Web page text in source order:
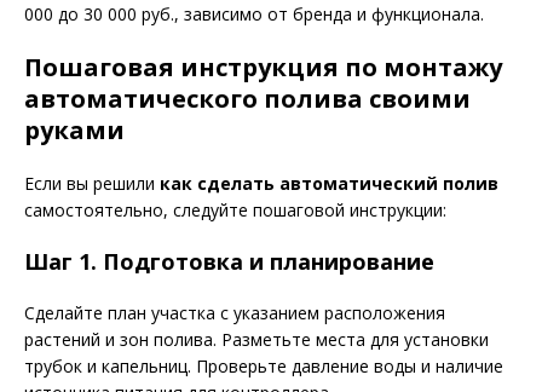
000 до 30 000 руб., зависимо от бренда и функционала.
Пошаговая инструкция по монтажу
автоматического полива своими
руками
Если вы решили как сделать автоматический полив
самостоятельно, следуйте пошаговой инструкции:
Шаг 1. Подготовка и планирование
Сделайте план участка с указанием расположения
растений и зон полива. Разметьте места для установки
трубок и капельниц. Проверьте давление воды и наличие